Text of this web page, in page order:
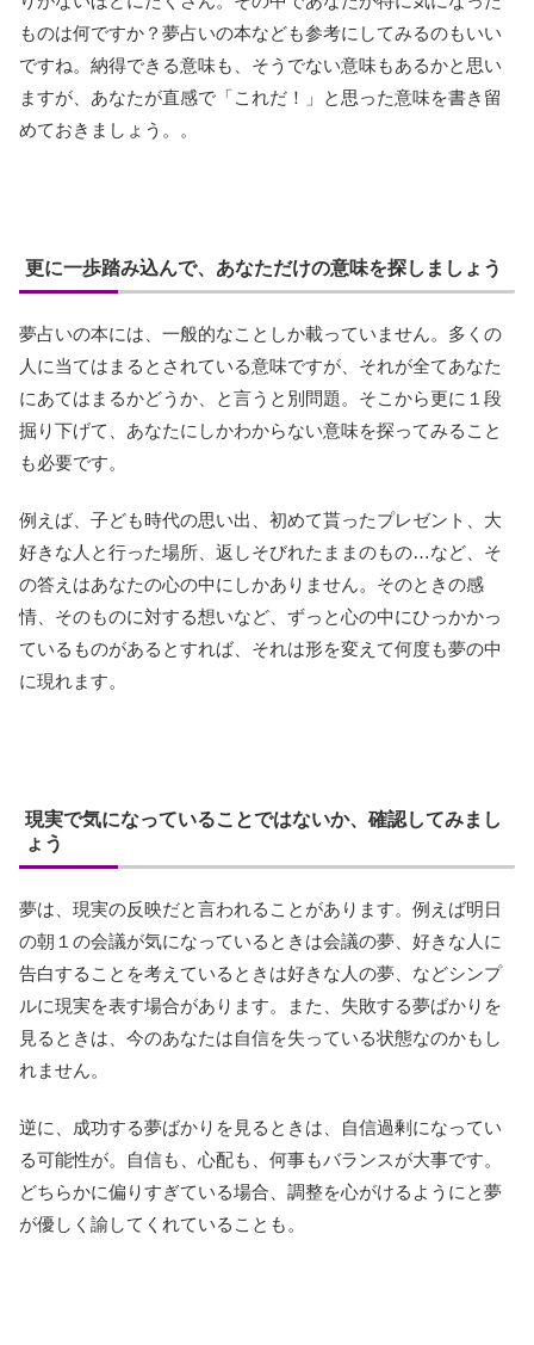
ものは何ですか？夢占いの本なども参考にしてみるのもいい
ですね。納得できる意味も、そうでない意味もあるかと思い
ますが、あなたが直感で「これだ！」と思った意味を書き留
めておきましょう。。
更に一歩踏み込んで、あなただけの意味を探しましょう
夢占いの本には、一般的なことしか載っていません。多くの
人に当てはまるとされている意味ですが、それが全てあなた
にあてはまるかどうか、と言うと別問題。そこから更に１段
掘り下げて、あなたにしかわからない意味を探ってみること
も必要です。
例えば、子ども時代の思い出、初めて貰ったプレゼント、大
好きな人と行った場所、返しそびれたままのもの…など、そ
の答えはあなたの心の中にしかありません。そのときの感
情、そのものに対する想いなど、ずっと心の中にひっかかっ
ているものがあるとすれば、それは形を変えて何度も夢の中
に現れます。
現実で気になっていることではないか、確認してみまし
ょう
夢は、現実の反映だと言われることがあります。例えば明日
の朝１の会議が気になっているときは会議の夢、好きな人に
告白することを考えているときは好きな人の夢、などシンプ
ルに現実を表す場合があります。また、失敗する夢ばかりを
見るときは、今のあなたは自信を失っている状態なのかもし
れません。
逆に、成功する夢ばかりを見るときは、自信過剰になってい
る可能性が。自信も、心配も、何事もバランスが大事です。
どちらかに偏りすぎている場合、調整を心がけるようにと夢
が優しく諭してくれていることも。